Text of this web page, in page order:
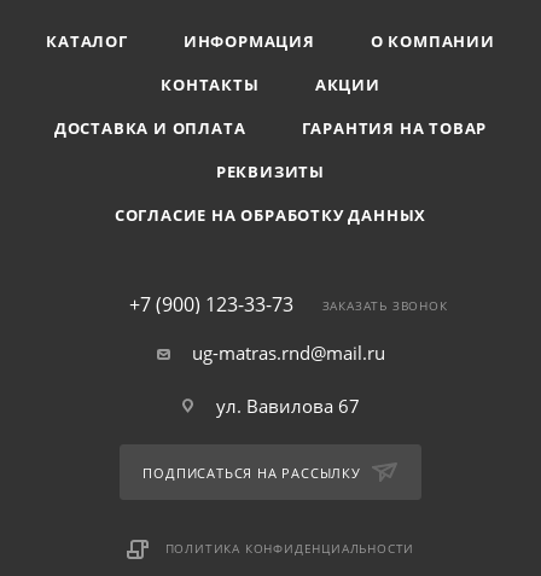
КАТАЛОГ ИНФОРМАЦИЯ
О КОМПАНИИ
КОНТАКТЫ
АКЦИИ
ДОСТАВКА И ОПЛАТА
ГАРАНТИЯ НА ТОВАР
РЕКВИЗИТЫ
СОГЛАСИЕ НА ОБРАБОТКУ ДАННЫХ
+7 (900) 123-33-73 ЗАКАЗАТЬ ЗВОНОК
ug-matras.rnd@mail.ru
ул. Вавилова 67
ПОДПИСАТЬСЯ НА РАССЫЛКУ
ПОЛИТИКА КОНФИДЕНЦИАЛЬНОСТИ